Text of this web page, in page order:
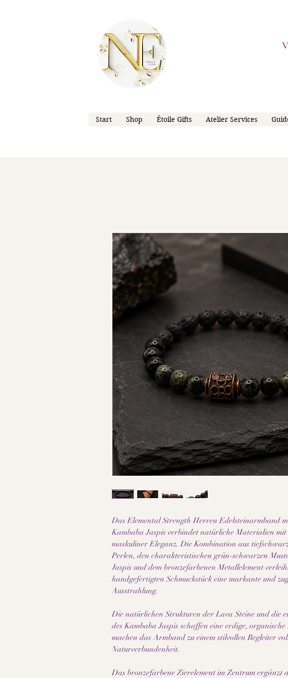
Start Shop Étoile Gifts Atelier Services
Das Elemental Strength Herren Edelsteinarmband
Kambaba Jaspis verbindet natürliche Materialien
maskuliner Eleganz. Die Kombination aus
Perlen, den charakteristischen grün-schwarzen
Jaspis und dem bronzefarbenen Metallelement
handgefertigten Schmuckstück eine markante und
Ausstrahlung.
Die natürlichen Strukturen der Lava Steine und die
des Kambaba Jaspis schaffen eine erdige,
machen das Armband zu einem stilvollen Begleiter
Naturverbundenheit.
Das bronzefarbene Zierelement im Zentrum ergänzt